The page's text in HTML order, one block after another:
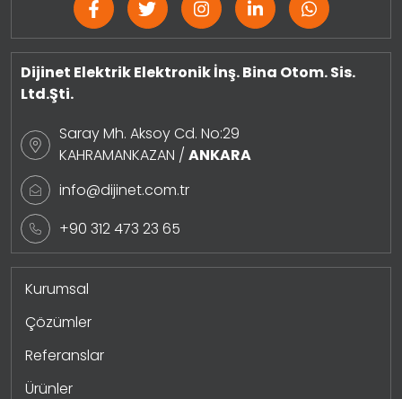
Dijinet Elektrik Elektronik İnş. Bina Otom. Sis.
Ltd.Şti.
Saray Mh. Aksoy Cd. No:29
KAHRAMANKAZAN / ANKARA
info@dijinet.com.tr
+90 312 473 23 65
Kurumsal
Çözümler
Referanslar
Ürünler